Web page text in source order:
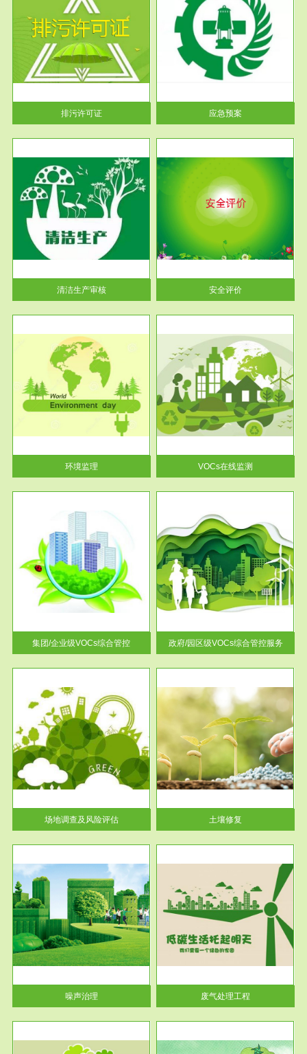
排污许可证
服务范围
应急预案
根据《中华人民共和国环境保护
法》第十九条 企业事业单位应
当按照...
应急预案
清洁生产审核
服务范围
安全评价
安全评价安全评价目的是查找、
分析和预测工程、系统、生产经
营活...
安全评价
环境监理
服务范围
VOCs在线监测
根据《重点区域大气污染防
治“十二五”规划》有机废气净化
率达...
VOCs在线监测
集团/企业级VOCs综合管控
服务范围
政府/园区级VOCs综合管控服务
根据《石化行业挥发性有机物综
合整治方案》文件要求，到2017
年，全...
政府/园区级VOCs综合管控服务
场地调查及风险评估
服务范围
土壤修复
土壤修复
噪声治理
服务范围
废气处理工程
废气处理工程